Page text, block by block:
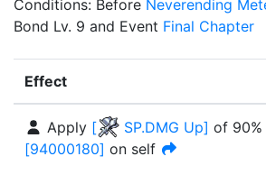
Conditions: Before Neverending
Bond Lv. 9 and Event Final Chapter
Effect
Apply [ SP.DMG Up] of 90%
[94000180] on self